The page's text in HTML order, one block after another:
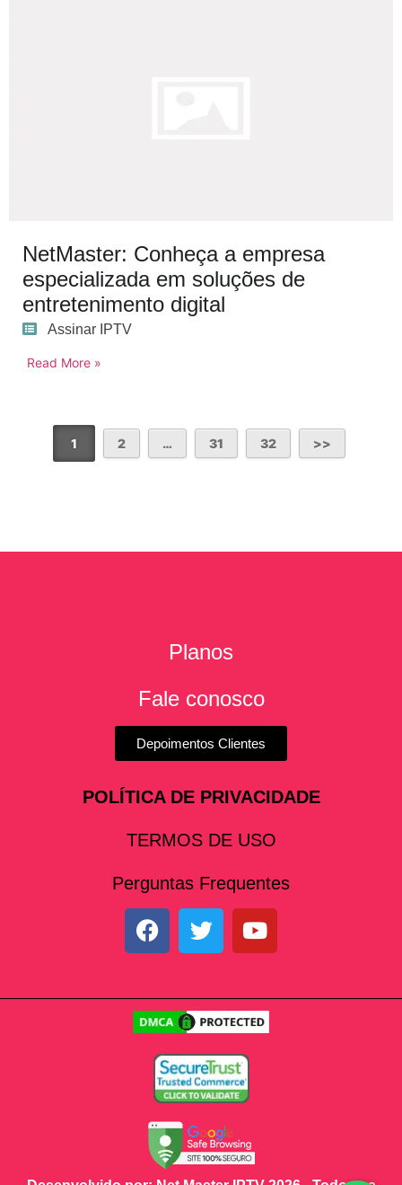
NetMaster: Conheça a empresa
especializada em soluções de
entretenimento digital
Assinar IPTV
Read More »
1 2 … 31 32
Planos
Fale conosco
Depoimentos Clientes
POLÍTICA DE PRIVACIDADE
TERMOS DE USO
Perguntas Frequentes